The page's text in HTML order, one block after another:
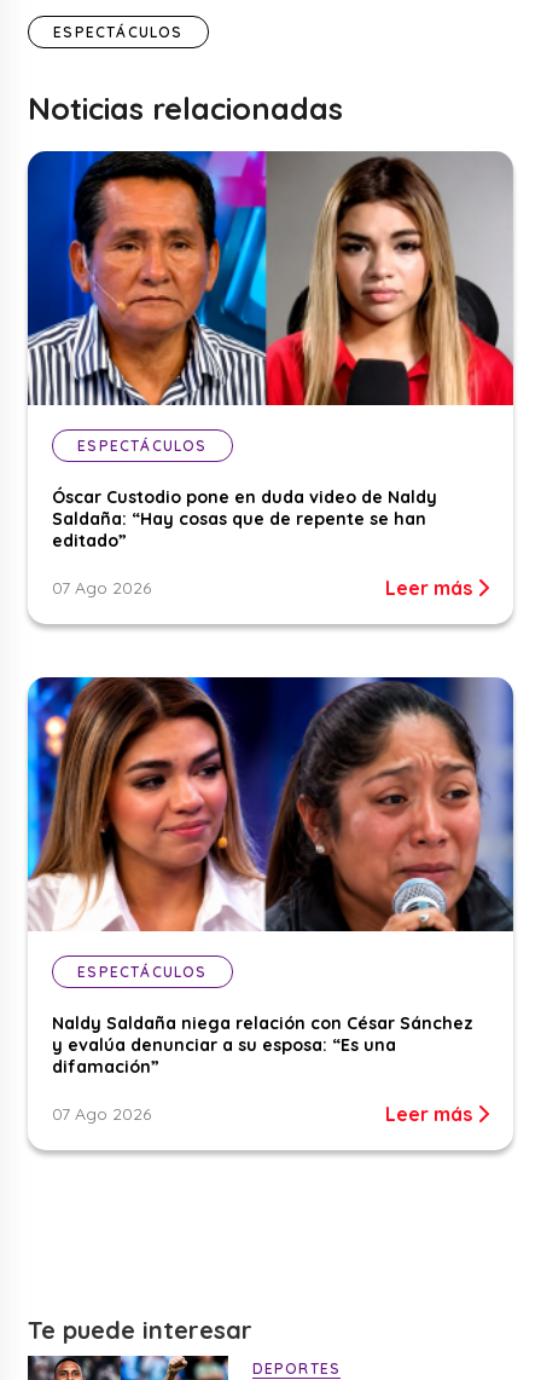
ESPECTÁCULOS
Noticias relacionadas
ESPECTÁCULOS
Óscar Custodio pone en duda video de Naldy
Saldaña: “Hay cosas que de repente se han
editado”
07 Ago 2026 Leer más
ESPECTÁCULOS
Naldy Saldaña niega relación con César Sánchez
y evalúa denunciar a su esposa: “Es una
difamación”
07 Ago 2026 Leer más
Te puede interesar
DEPORTES